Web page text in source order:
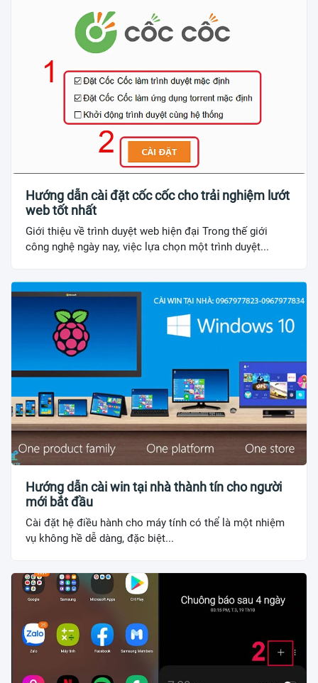
Hướng dẫn cài đặt cốc cốc cho trải nghiệm lướt
web tốt nhất
Giới thiệu về trình duyệt web hiện đại Trong thế giới
công nghệ ngày nay, việc lựa chọn một trình duyệt...
Hướng dẫn cài win tại nhà thành tín cho người
mới bắt đầu
Cài đặt hệ điều hành cho máy tính có thể là một nhiệm
vụ không hề dễ dàng, đặc biệt...